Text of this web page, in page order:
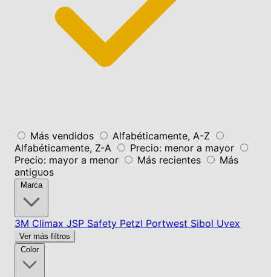
Más vendidos
Alfabéticamente, A-Z
Alfabéticamente, Z-A
Precio: menor a mayor
Precio: mayor a menor
Más recientes
Más
antiguos
Marca
3M Climax JSP Safety Petzl Portwest Sibol Uvex
Ver más filtros
Color